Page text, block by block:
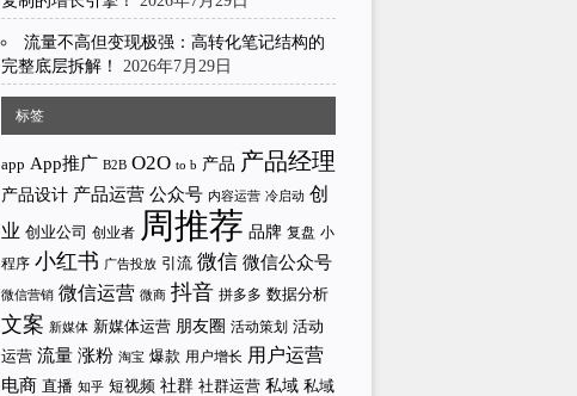
流量不高但变现极强：高转化笔记结构的
完整底层拆解！
2026年7月29日
标签
app App推广 B2B O2O to b 产品 产品经理
产品设计 产品运营 公众号 内容运营 冷启动 创
业 创业公司 创业者 周推荐 品牌 复盘 小
程序 小红书 广告投放 引流 微信 微信公众号
微信营销 微信运营 微商 抖音 拼多多 数据分析
文案 新媒体 新媒体运营 朋友圈 活动策划 活动
运营 流量 涨粉 淘宝 爆款 用户增长 用户运营
电商 直播 知乎 短视频 社群 社群运营 私域 私域